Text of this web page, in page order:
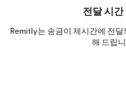
전달 시간
Remitly는 송금이 제시간에 전
해 드립